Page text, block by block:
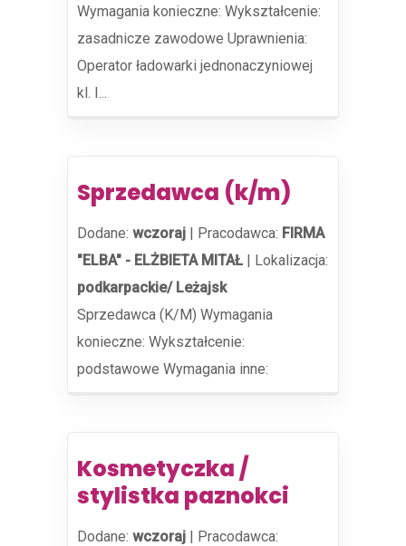
Wymagania konieczne: Wykształcenie:
zasadnicze zawodowe Uprawnienia:
Operator ładowarki jednonaczyniowej
kl. I...
Sprzedawca (k/m)
Dodane: wczoraj | Pracodawca: FIRMA
"ELBA" - ELŻBIETA MITAŁ | Lokalizacja:
podkarpackie/ Leżajsk
Sprzedawca (K/M) Wymagania
konieczne: Wykształcenie:
podstawowe Wymagania inne:
Kosmetyczka /
stylistka paznokci
Dodane: wczoraj | Pracodawca: